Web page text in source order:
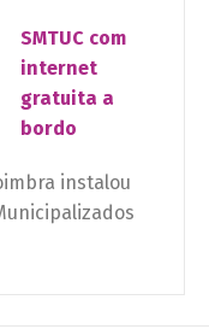
SMTUC com
internet
gratuita a
bordo
instalou